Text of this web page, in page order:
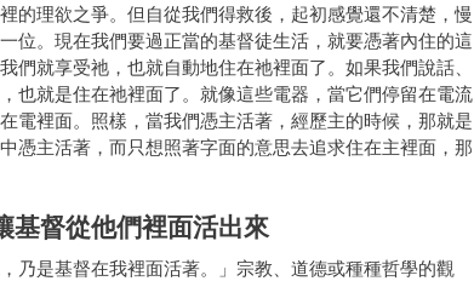
的理欲之爭。但自從我們得救後，起初感覺還不清楚，慢
位。現在我們要過正當的基督徒生活，就要憑著內住的這
們就享受祂，也就自動地住在祂裡面了。如果我們說話、
也就是住在祂裡面了。就像這些電器，當它們停留在電流
電裡面。照樣，當我們憑主活著，經歷主的時候，那就是
憑主活著，而只想照著字面的意思去追求住在主裡面，那
基督從他們裡面活出來
乃是基督在我裡面活著。」宗教、道德或種種哲學的觀